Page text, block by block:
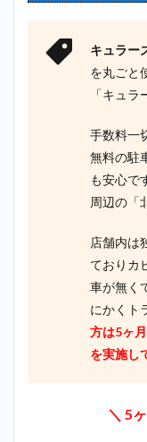
キュラー
を丸ごと
「キュラ
手数料一
無料の駐
も安心で
周辺の「
店舗内は
ておりカ
車が無く
にかくト
方は5ヶ
を実施し
＼ 5